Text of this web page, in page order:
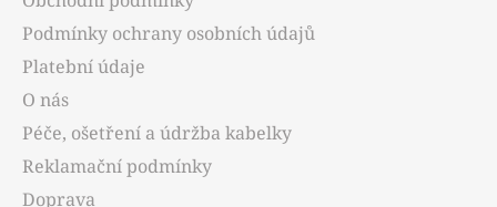
Podmínky ochrany osobních údajů
Platební údaje
O nás
Péče, ošetření a údržba kabelky
Reklamační podmínky
Doprava